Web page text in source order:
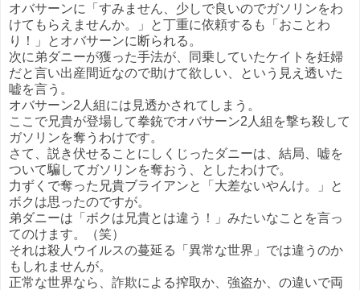
オバサーンに「すみません、少しで良いのでガソリンをわ
けてもらえませんか。」と丁重に依頼するも「おことわ
り！」とオバサーンに断られる。
次に弟ダニーが獲った手法が、同乗していたケイトを妊婦
だと言い出産間近なので助けて欲しい、という見え透いた
嘘を言う。
オバサーン2人組には見透かされてしまう。
ここで兄貴が登場して拳銃でオバサーン2人組を撃ち殺して
ガソリンを奪うわけです。
さて、説き伏せることにしくじったダニーは、結局、嘘を
ついて騙してガソリンを奪おう、としたわけで。
力ずくで奪った兄貴ブライアンと「大差ないやんけ。」と
ボクは思ったのですが。
弟ダニーは「ボクは兄貴とは違う！」みたいなことを言っ
てのけます。（笑）
それは殺人ウイルスの蔓延る「異常な世界」では違うのか
もしれませんが。
正常な世界なら、詐欺による搾取か、強盗か、の違いで両